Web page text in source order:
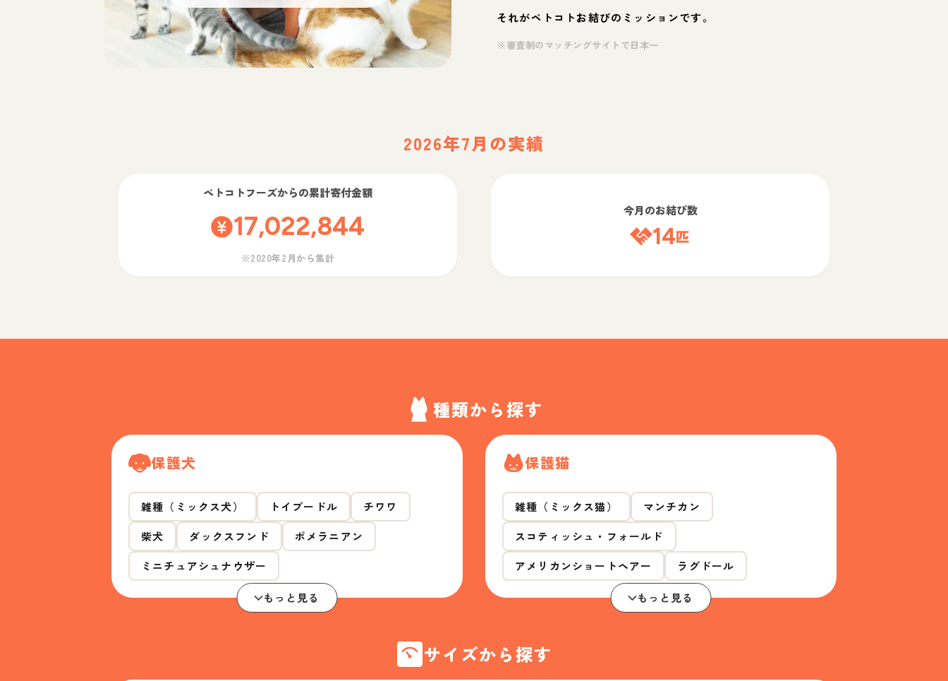
それがペトコトお結びのミッションです。
※審査制のマッチングサイトで日本一
2026年7月の実績
ペトコトフーズからの累計寄付金額
17,022,844
※2020年2月から集計
今月のお結び数
14匹
種類から探す
保護犬
雑種（ミックス犬） トイプードル
チワワ
柴犬
ダックスフンド
ポメラニアン
ミニチュアシュナウザー
もっと見る
保護猫
雑種（ミックス猫）
マンチカン
スコティッシュ・フォールド
アメリカンショートヘアー
ラグドール
もっと見る
サイズから探す